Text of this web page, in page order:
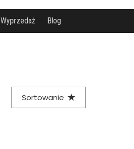
Wyprzedaż Blog
Sortowanie